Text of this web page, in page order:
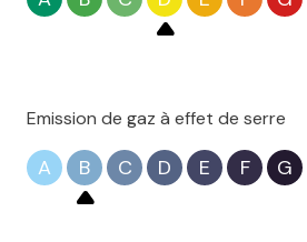
Emission de gaz à effet de serre
A B C D E F G